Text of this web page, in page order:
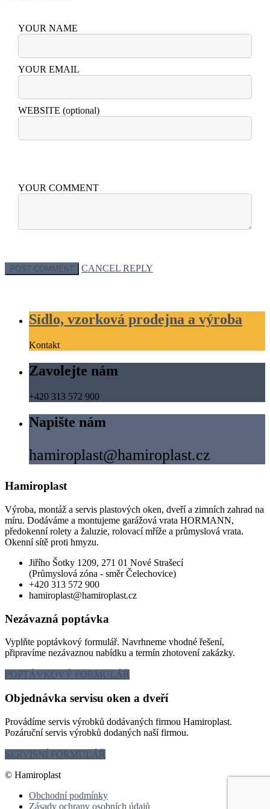
YOUR NAME
YOUR EMAIL
WEBSITE (optional)
YOUR COMMENT
CANCEL REPLY
Sídlo, vzorková prodejna a výroba
Kontakt
Zavolejte nám
+420 313 572 900
Napište nám
hamiroplast@hamiroplast.cz
Hamiroplast
Výroba, montáž a servis plastových oken, dveří a zimních zahrad na
míru. Dodáváme a montujeme garážová vrata HORMANN,
předokenní rolety a žaluzie, rolovací mříže a průmyslová vrata.
Okenní sítě proti hmyzu.
Jiřího Šotky 1209, 271 01 Nové Strašecí
(Průmyslová zóna - směr Čelechovice)
+420 313 572 900
hamiroplast@hamiroplast.cz
Nezávazná poptávka
Vyplňte poptávkový formulář. Navrhneme vhodné řešení,
připravíme nezávaznou nabídku a termín zhotovení zakázky.
POPTÁVKOVÝ FORMULÁŘ
Objednávka servisu oken a dveří
Provádíme servis výrobků dodávaných firmou Hamiroplast.
Pozáruční servis výrobků dodaných naší firmou.
SERVISNÍ FORMULÁŘ
© Hamiroplast
Obchodní podmínky
Zásady ochrany osobních údajů